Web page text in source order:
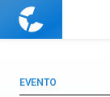
Cuaderno
EVENTO